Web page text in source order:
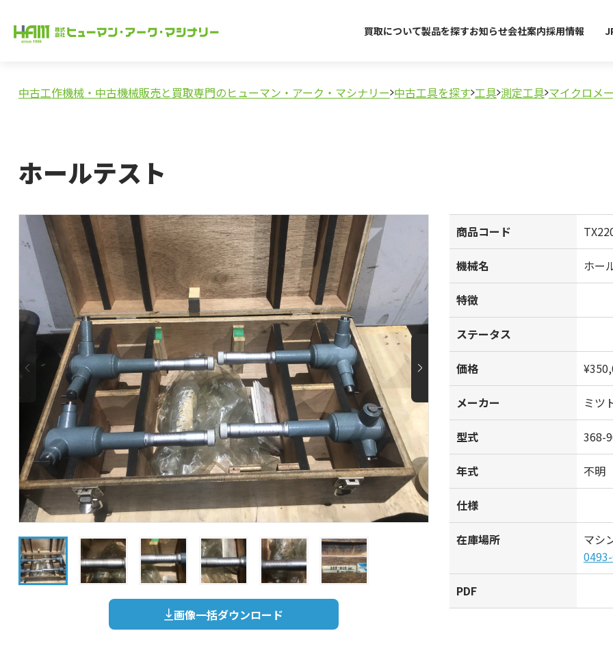
買取について製品を探すお知らせ会社案内採用情報
中古工作機械・中古機械販売と買取専門のヒューマン・アーク・マシナリー 中古工具を探す 工具 測定工具 マイクロメ
ホールテスト
画像一括ダウンロード
商品コード
機械名 ホー
特徴
ステータス
価格
メーカー ミツ
型式 368-
年式 不明
仕様
在庫場所
マシ
PDF